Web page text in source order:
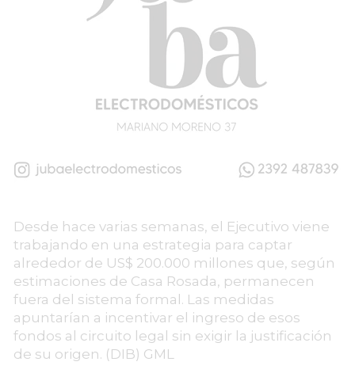
Desde hace varias semanas, el Ejecutivo viene
trabajando en una estrategia para captar
alrededor de US$ 200.000 millones que, según
estimaciones de Casa Rosada, permanecen
fuera del sistema formal. Las medidas
apuntarían a incentivar el ingreso de esos
fondos al circuito legal sin exigir la justificación
de su origen. (DIB) GML